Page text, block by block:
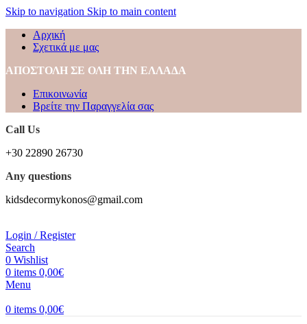
Skip to navigation Skip to main content
Αρχική
Σχετικά με μας
ΑΠΟΣΤΟΛΗ ΣΕ ΟΛΗ ΤΗΝ ΕΛΛΑΔΑ
Επικοινωνία
Βρείτε την Παραγγελία σας
Call Us
+30 22890 26730
Any questions
kidsdecormykonos@gmail.com
Login / Register
Search
0 Wishlist
0 items 0,00€
Menu
0 items 0,00€